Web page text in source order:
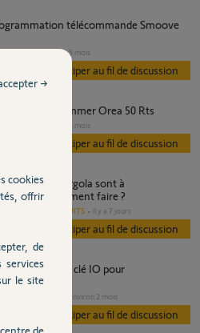
VOLET il y a 5 mois
Participer au fil de discussion
reprogrammer Orea 50 Rts
il y a 2 mois
Participer au fil de discussion
comment faire ?
AUTRES PRODUITS il y a 7 jours
Participer au fil de discussion
il y a environ 2 mois
Participer au fil de discussion
cookies
offrir
de
le site
de
→